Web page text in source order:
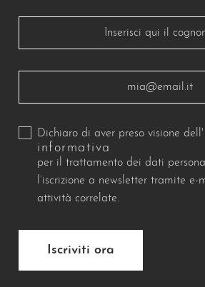
Dichiaro di aver preso visione dell'
informativa
per il trattamento dei dati
l’iscrizione a newsletter tramite
attività correlate.
Iscriviti ora